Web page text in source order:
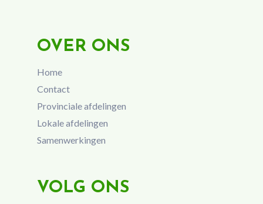
OVER ONS
Home
Contact
Provinciale afdelingen
Lokale afdelingen
Samenwerkingen
VOLG ONS